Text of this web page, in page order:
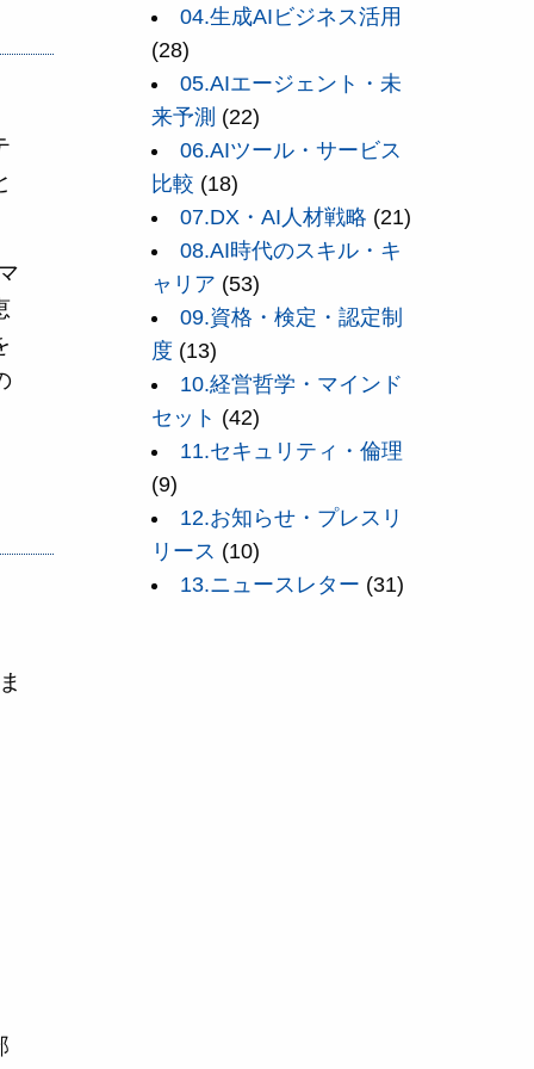
04.生成AIビジネス活用
(28)
05.AIエージェント・未
来予測 (22)
06.AIツール・サービス
比較 (18)
07.DX・AI人材戦略 (21)
08.AI時代のスキル・キ
ャリア (53)
09.資格・検定・認定制
度 (13)
10.経営哲学・マインド
セット (42)
11.セキュリティ・倫理
(9)
12.お知らせ・プレスリ
リース (10)
13.ニュースレター (31)